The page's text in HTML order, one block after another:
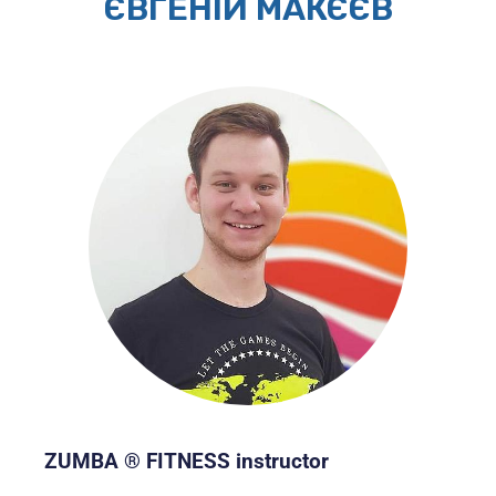
ЄВГЕНІЙ МАКЄЄВ
ZUMBA ® FITNESS instructor